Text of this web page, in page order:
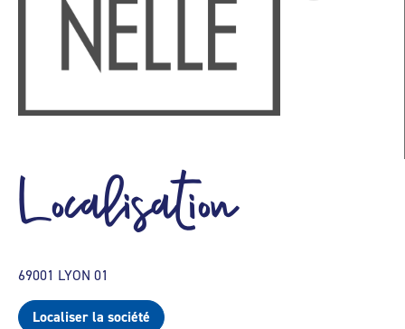
Localisation
69001 LYON 01
Localiser la société